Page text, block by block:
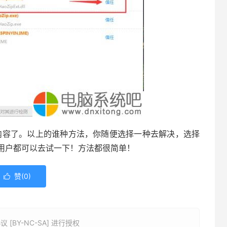
了。以上的谁种方法，你随便选择一种去解决，选择
都可以去试一下！方法都很简单！
 赞(0)
[BY-NC-SA] 进行授权